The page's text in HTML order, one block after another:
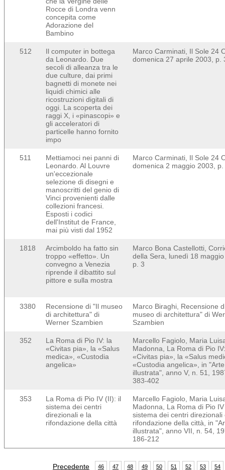
Rocce di Londra venn
concepita come
Adorazione del
Bambino
512
Il computer in bottega
da Leonardo. Due
secoli di alleanza tra le
due culture, dai primi
bagnetti di monete nei
liquidi chimici alle
ricostruzioni digitali di
oggi. La scoperta dei
raggi X, i «pinascopi» e
gli acceleratori di
particelle hanno fornito
impo
Marco Carminati, Il Sole 24
domenica 27 aprile 2003, p.
511
Mettiamoci nei panni di
Leonardo. Al Louvre
un'eccezionale
selezione di disegni e
manoscritti del genio di
Vinci provenienti dalle
collezioni francesi.
Esposti i codici
dell'Institut de France,
mai più visti dal 1952
Marco Carminati, Il Sole 24
domenica 2 maggio 2003, p.
1818
Arcimboldo ha fatto sin
troppo «effetto». Un
convegno a Venezia
riprende il dibattito sul
pittore e sulla mostra
Marco Bona Castellotti,
della Sera, lunedì 18
p. 3
3380
Recensione di "Il museo
di architettura" di
Werner Szambien
Marco Biraghi, Recensione
museo di architettura" di
Szambien
352
La Roma di Pio IV: la
«Civitas pia», la «Salus
medica», «Custodia
angelica»
Marcello Fagiolo, Maria
Madonna, La Roma di Pio
«Civitas pia», la «Salus
«Custodia angelica», in "Arte
illustrata", anno V, n. 51,
383-402
353
La Roma di Pio IV (II): il
sistema dei centri
direzionali e la
rifondazione della città
Marcello Fagiolo, Maria
Madonna, La Roma di Pio
sistema dei centri direzionali
rifondazione della città, in
illustrata", anno VII, n. 54,
186-212
Precedente 46 47 48 49 50 51 52 53 54